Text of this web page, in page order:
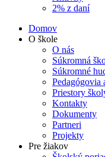
2% z daní
Domov
O škole
O nás
Súkromná
Súkromné
Pedagógovia
Priestory
Kontakty
Dokumenty
Partneri
Projekty
Pre žiakov